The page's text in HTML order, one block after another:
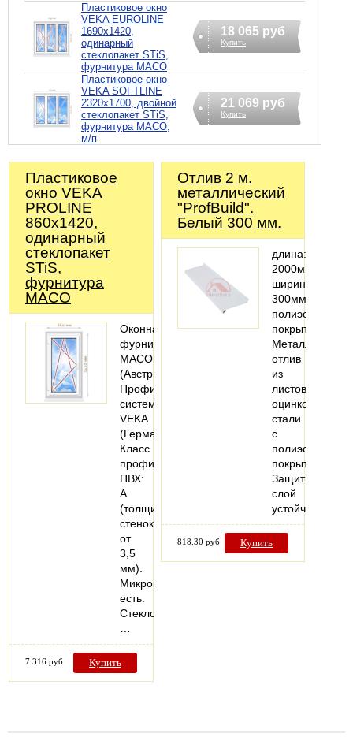
Пластиковое окно
VEKA EUROLINE
1690х1420,
одинарный
стеклопакет STiS,
фурнитура MACO
18 065 руб
Купить
Пластиковое окно
VEKA SOFTLINE
2320х1700, двойной
стеклопакет STiS,
фурнитура MACO,
м/п
21 069 руб
Купить
Пластиковое
окно VEKA
PROLINE
860х1420,
одинарный
стеклопакет
STiS,
фурнитура
MACO
Оконная
фурнитура
MACO
(Австрия).
Профильная
система:
VEKA
(Германия).
Класс
профиля
ПВХ:
А
(толщина
стенок
от
3,5
мм).
Микропроветривание:
есть.
Стеклопакеты:
7 316 руб Купить
Отлив 2 м.
металлический
"ProfBuild".
Белый 300 мм.
длина:
2000мм;
ширина:
300мм;
полиэстеровое
покрытие
Металлический
отлив
из
листовой
оцинкованной
стали
с
полиэстеровым
покрытием.
Защитный
слой
устойчив…
818.30 руб Купить